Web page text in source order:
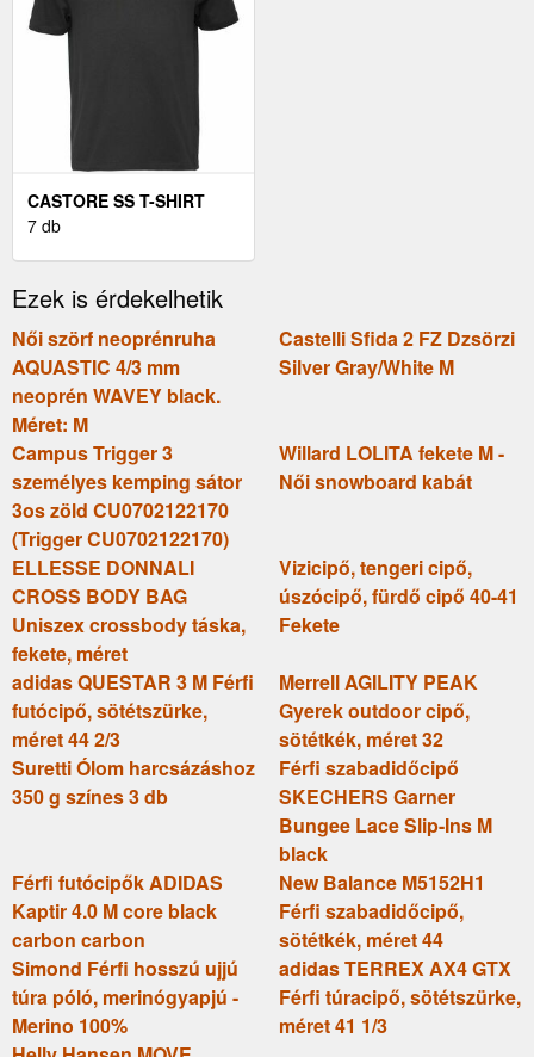
CASTORE SS T-SHIRT
FÉRFI PÓLÓ, FEKETE,
7 db
Ezek is érdekelhetik
Női szörf neoprénruha
AQUASTIC 4/3 mm
neoprén WAVEY black.
Méret: M
Castelli Sfida 2 FZ Dzsörzi
Silver Gray/White M
Campus Trigger 3
személyes kemping sátor
3os zöld CU0702122170
(Trigger CU0702122170)
Willard LOLITA fekete M -
Női snowboard kabát
ELLESSE DONNALI
CROSS BODY BAG
Uniszex crossbody táska,
fekete, méret
Vizicipő, tengeri cipő,
úszócipő, fürdő cipő 40-41
Fekete
adidas QUESTAR 3 M Férfi
futócipő, sötétszürke,
méret 44 2/3
Merrell AGILITY PEAK
Gyerek outdoor cipő,
sötétkék, méret 32
Suretti Ólom harcsázáshoz
350 g színes 3 db
Férfi szabadidőcipő
SKECHERS Garner
Bungee Lace Slip-Ins M
black
Férfi futócipők ADIDAS
Kaptir 4.0 M core black
carbon carbon
New Balance M5152H1
Férfi szabadidőcipő,
sötétkék, méret 44
Simond Férfi hosszú ujjú
túra póló, merinógyapjú -
Merino 100%
adidas TERREX AX4 GTX
Férfi túracipő, sötétszürke,
méret 41 1/3